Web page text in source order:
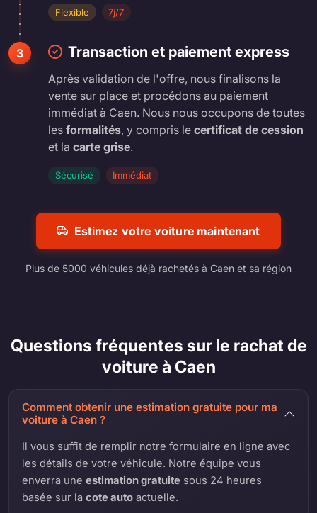
Flexible 7j/7
3 Transaction et paiement express
Après validation de l'offre, nous finalisons la
vente sur place et procédons au paiement
immédiat à Caen. Nous nous occupons de toutes
les formalités, y compris le certificat de cession
et la carte grise.
Sécurisé Immédiat
Estimez votre voiture maintenant
Plus de 5000 véhicules déjà rachetés à Caen et sa région
Questions fréquentes sur le rachat de
voiture à Caen
Comment obtenir une estimation gratuite pour ma
voiture à Caen ?
Il vous suffit de remplir notre formulaire en ligne avec
les détails de votre véhicule. Notre équipe vous
enverra uneestimation gratuite sous 24 heures
basée sur lacote auto actuelle.